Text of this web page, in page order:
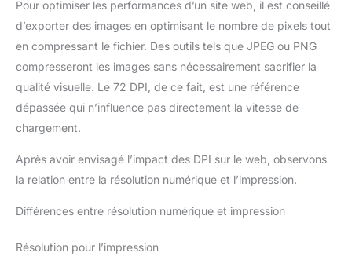
Pour optimiser les performances d’un site web, il est conseillé
d’exporter des images en optimisant le nombre de pixels tout
en compressant le fichier. Des outils tels que JPEG ou PNG
compresseront les images sans nécessairement sacrifier la
qualité visuelle. Le 72 DPI, de ce fait, est une référence
dépassée qui n’influence pas directement la vitesse de
chargement.
Après avoir envisagé l’impact des DPI sur le web, observons
la relation entre la résolution numérique et l’impression.
Différences entre résolution numérique et impression
Résolution pour l’impression